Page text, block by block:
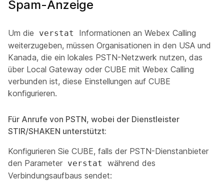
Spam-Anzeige
Um die verstat
Informationen an Webex Calling
weiterzugeben, müssen Organisationen in den USA und
Kanada, die ein lokales PSTN-Netzwerk nutzen, das
über Local Gateway oder CUBE mit Webex Calling
verbunden ist, diese Einstellungen auf CUBE
konfigurieren.
Für Anrufe von PSTN, wobei der Dienstleister
STIR/SHAKEN unterstützt:
Konfigurieren Sie CUBE, falls der PSTN-Dienstanbieter
den Parameter verstat
während des
Verbindungsaufbaus sendet: